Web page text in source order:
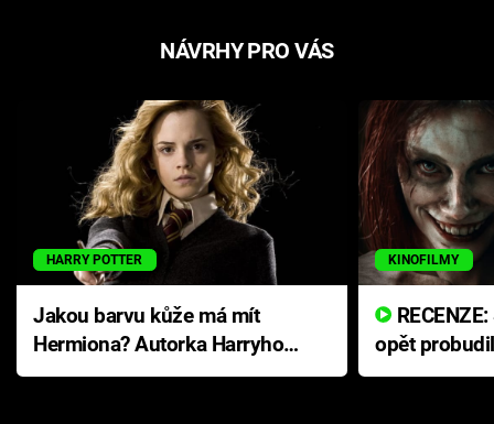
NÁVRHY PRO VÁS
HARRY POTTER
Jakou barvu kůže má mít
Hermiona? Autorka Harryho
Pottera přišla s ráznou
KINOFILMY
opět
přichází s